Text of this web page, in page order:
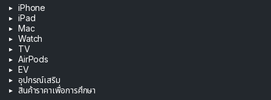
iPhone
iPad
Mac
Watch
TV
AirPods
EV
อุปกรณ์เสริม
สินค้าราคาเพื่อการศึกษา